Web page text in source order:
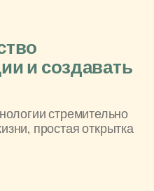
и создавать
стремительно
простая открытка